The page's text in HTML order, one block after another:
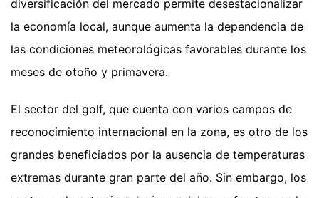
diversificación del mercado permite desestacionalizar
la economía local, aunque aumenta la dependencia de
las condiciones meteorológicas favorables durante los
meses de otoño y primavera.
El sector del golf, que cuenta con varios campos de
reconocimiento internacional en la zona, es otro de los
grandes beneficiados por la ausencia de temperaturas
extremas durante gran parte del año. Sin embargo, los